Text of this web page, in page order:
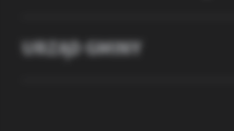
URZĄD GMINY